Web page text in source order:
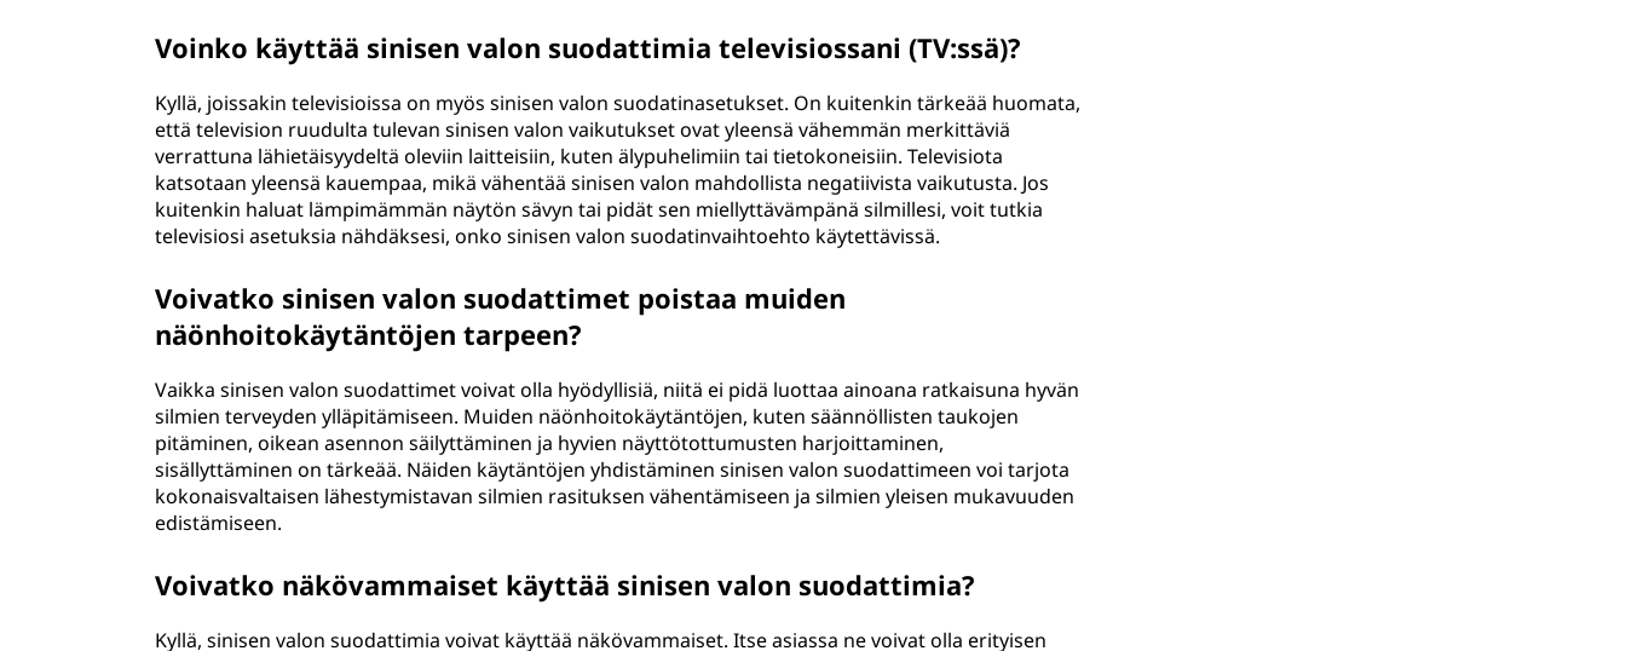
Voinko käyttää sinisen valon suodattimia televisiossani (TV:ssä)?
Kyllä, joissakin televisioissa on myös sinisen valon suodatinasetukset. On kuitenkin tärkeää huomata,
että television ruudulta tulevan sinisen valon vaikutukset ovat yleensä vähemmän merkittäviä
verrattuna lähietäisyydeltä oleviin laitteisiin, kuten älypuhelimiin tai tietokoneisiin. Televisiota
katsotaan yleensä kauempaa, mikä vähentää sinisen valon mahdollista negatiivista vaikutusta. Jos
kuitenkin haluat lämpimämmän näytön sävyn tai pidät sen miellyttävämpänä silmillesi, voit tutkia
televisiosi asetuksia nähdäksesi, onko sinisen valon suodatinvaihtoehto käytettävissä.
Voivatko sinisen valon suodattimet poistaa muiden
näönhoitokäytäntöjen tarpeen?
Vaikka sinisen valon suodattimet voivat olla hyödyllisiä, niitä ei pidä luottaa ainoana ratkaisuna hyvän
silmien terveyden ylläpitämiseen. Muiden näönhoitokäytäntöjen, kuten säännöllisten taukojen
pitäminen, oikean asennon säilyttäminen ja hyvien näyttötottumusten harjoittaminen,
sisällyttäminen on tärkeää. Näiden käytäntöjen yhdistäminen sinisen valon suodattimeen voi tarjota
kokonaisvaltaisen lähestymistavan silmien rasituksen vähentämiseen ja silmien yleisen mukavuuden
edistämiseen.
Voivatko näkövammaiset käyttää sinisen valon suodattimia?
Kyllä, sinisen valon suodattimia voivat käyttää näkövammaiset. Itse asiassa ne voivat olla erityisen